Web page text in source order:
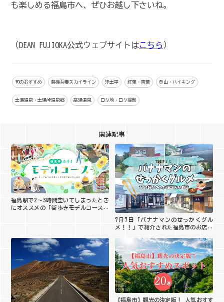
も楽しめる福島市へ、ぜひお越し下さいね。
（DEAN FUJIOKA公式ウェブサイトはこちら ）
旬のおすすめ 磐梯吾妻スカイライン 浄土平 紅葉・黄葉 登山・ハイキング
土湯温泉・土湯峠温泉郷 高湯温泉 ロケ地・ロケ撮影
関連記事
福島駅で2〜3時間空いてしまったとき
にオススメの「街歩きモデルコース」
7月7日「バナナマンのせっかくグル
メ！！」で紹介された福島市のお店は
【福島市】観光の決定版！ 人気おすす